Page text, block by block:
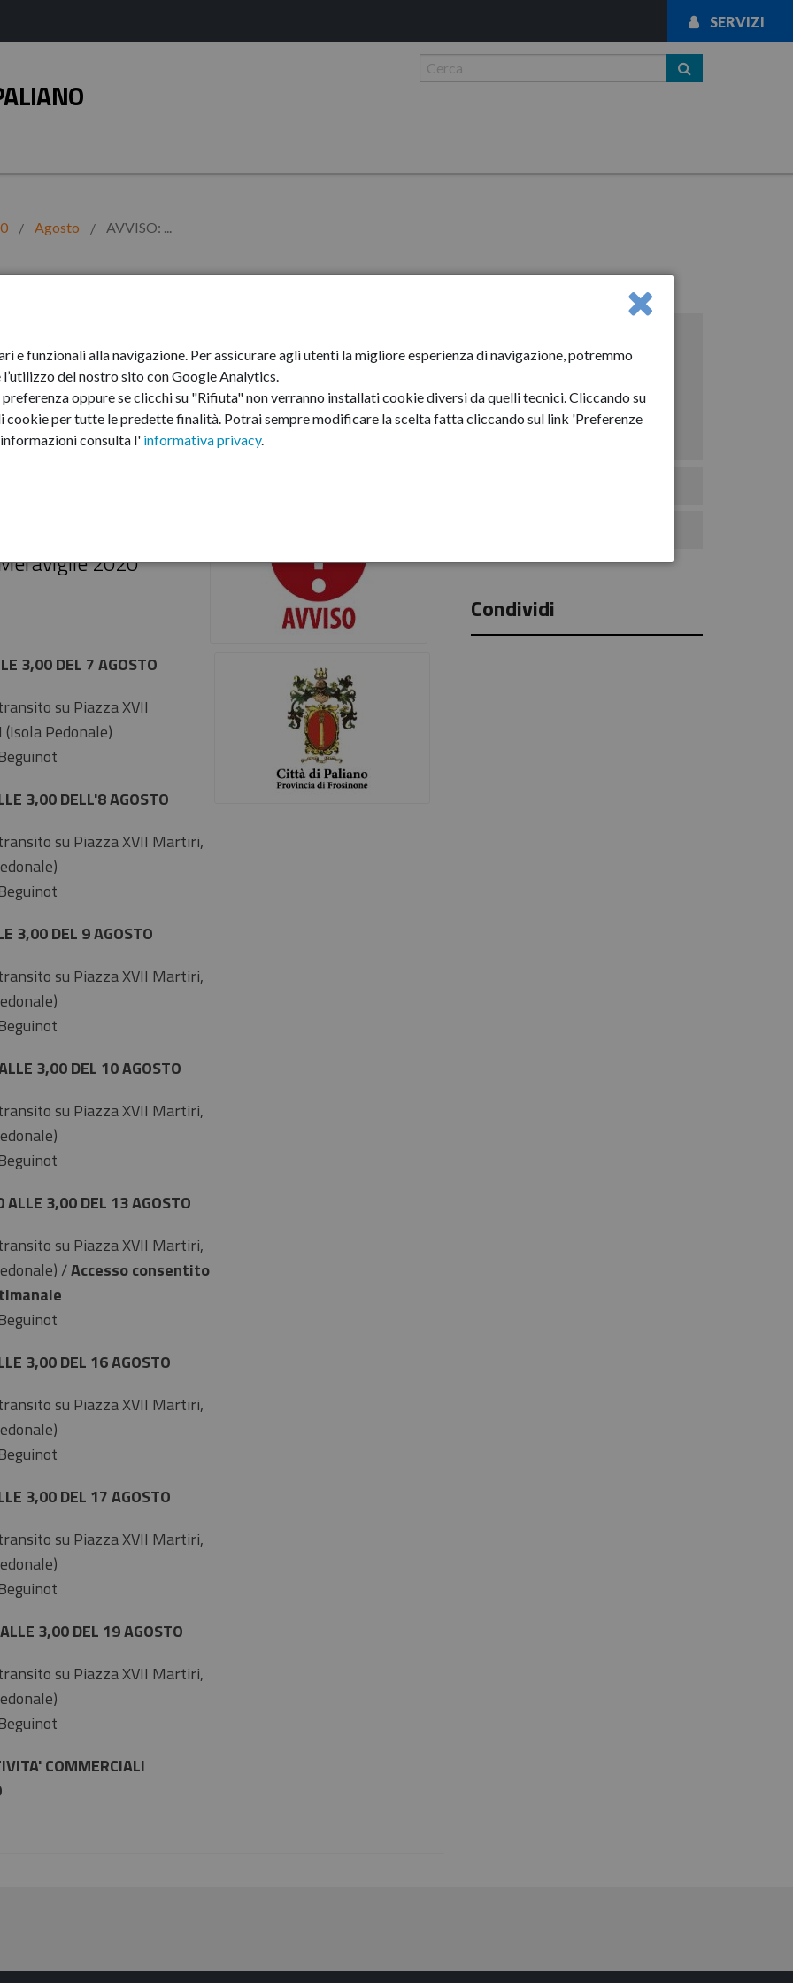
e funzionali alla navigazione. Per assicurare agli utenti la migliore esperienza di navigazione, potremmo
del nostro sito con Google Analytics.
preferenza oppure se clicchi su "Rifiuta" non verranno installati cookie diversi da quelli tecnici. Cliccando su
cookie per tutte le predette finalità. Potrai sempre modificare la scelta fatta cliccando sul link 'Preferenze
consulta l' informativa privacy.
SERVIZI
Agosto AVVISO: ...
al transito
urbano
degli
durante gli eventi
2020"
3,00 DEL 7 AGOSTO
su Piazza XVII
Pedonale)
3,00 DELL'8 AGOSTO
su Piazza XVII Martiri,
3,00 DEL 9 AGOSTO
su Piazza XVII Martiri,
3,00 DEL 10 AGOSTO
su Piazza XVII Martiri,
ALLE 3,00 DEL 13 AGOSTO
su Piazza XVII Martiri,
/Accesso consentito
3,00 DEL 16 AGOSTO
su Piazza XVII Martiri,
3,00 DEL 17 AGOSTO
su Piazza XVII Martiri,
3,00 DEL 19 AGOSTO
su Piazza XVII Martiri,
COMMERCIALI
Anno-2024
Anno-2025
Condividi